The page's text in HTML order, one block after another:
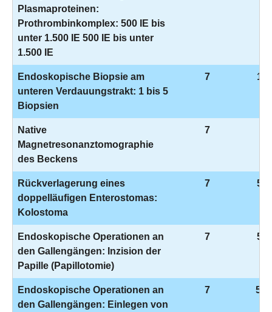
Plasmaproteinen:
Prothrombinkomplex: 500 IE bis
unter 1.500 IE 500 IE bis unter
1.500 IE
Endoskopische Biopsie am
unteren Verdauungstrakt: 1 bis 5
Biopsien
7 1-
Native
Magnetresonanztomographie
des Beckens
7
Rückverlagerung eines
doppelläufigen Enterostomas:
Kolostoma
7 5-
Endoskopische Operationen an
den Gallengängen: Inzision der
Papille (Papillotomie)
7 5-
Endoskopische Operationen an
den Gallengängen: Einlegen von
7 5-